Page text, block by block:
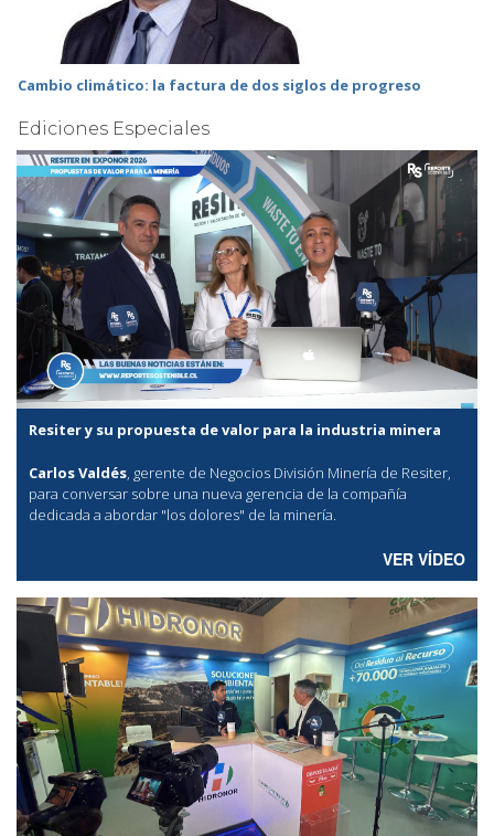
Cambio climático: la factura de dos siglos de progreso
Ediciones Especiales
Resiter y su propuesta de valor para la industria minera
Carlos Valdés, gerente de Negocios División Minería de Resiter,
para conversar sobre una nueva gerencia de la compañía
dedicada a abordar "los dolores" de la minería.
VER VÍDEO